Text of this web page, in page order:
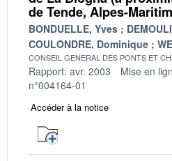
de Tende, Alpes-
BONDUELLE, Yves
COULONDRE, Dominique
CONSEIL GENERAL DES PONTS ET
Rapport: avr. 2003 Mise en
n°004164-01
Accéder à la notice